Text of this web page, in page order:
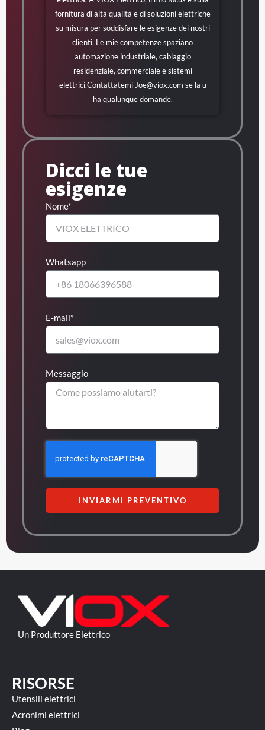
fornitura di alta qualità e di soluzioni elettriche
su misura per soddisfare le esigenze dei nostri
clienti. Le mie competenze spaziano
automazione industriale, cablaggio
residenziale, commerciale e sistemi
elettrici.Contattatemi Joe@viox.com se la u
ha qualunque domande.
Dicci le tue
esigenze
Nome*
Whatsapp
E-mail*
Messaggio
INVIARMI PREVENTIVO
Un Produttore Elettrico
RISORSE
Utensili elettrici
Acronimi elettrici